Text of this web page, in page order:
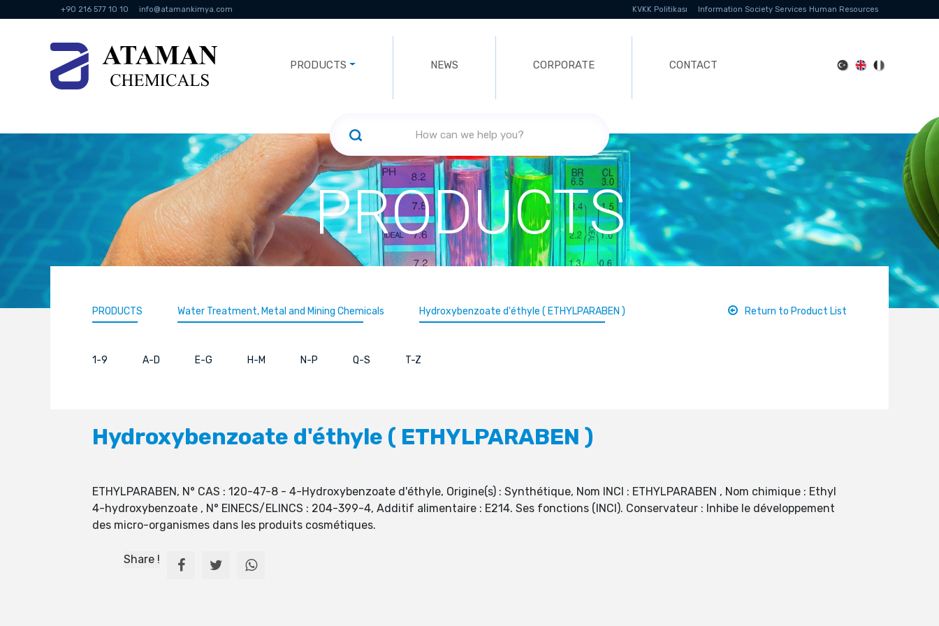
+90 216 577 10 10 info@atamankimya.com KVKK Politikası Information Society Services Human Resources
PRODUCTS NEWS CORPORATE CONTACT
PRODUCTS
PRODUCTS Water Treatment, Metal and Mining Chemicals Hydroxybenzoate d'éthyle ( ETHYLPARABEN ) Return to Product List
1-9 A-D E-G H-M N-P Q-S T-Z
Hydroxybenzoate d'éthyle ( ETHYLPARABEN )
ETHYLPARABEN, N° CAS : 120-47-8 - 4-Hydroxybenzoate d'éthyle, Origine(s) : Synthétique, Nom INCI : ETHYLPARABEN , Nom chimique : Ethyl
4-hydroxybenzoate , N° EINECS/ELINCS : 204-399-4, Additif alimentaire : E214. Ses fonctions (INCI). Conservateur : Inhibe le développement
des micro-organismes dans les produits cosmétiques.
Share !